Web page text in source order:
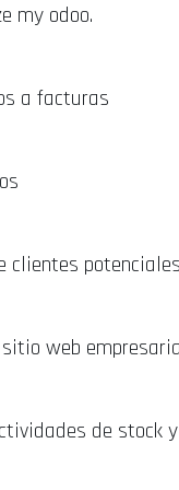
my odoo.
a facturas
clientes
web
de stock